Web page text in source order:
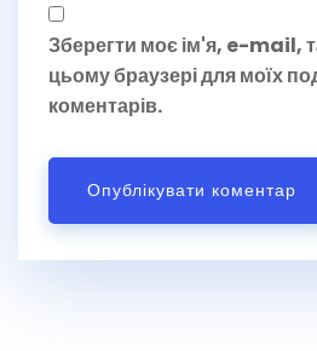
Зберегти моє ім'я, e-mail,
цьому браузері для моїх
коментарів.